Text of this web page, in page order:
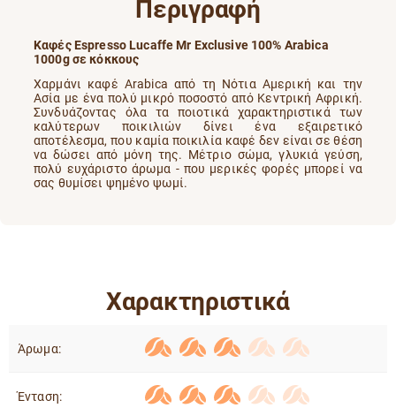
Περιγραφή
Καφές Espresso Lucaffe Mr Exclusive 100% Arabica
1000g σε κόκκους
Χαρμάνι καφέ Arabica από τη Νότια Αμερική και την
Ασία με ένα πολύ μικρό ποσοστό από Κεντρική Αφρική.
Συνδυάζοντας όλα τα ποιοτικά χαρακτηριστικά των
καλύτερων ποικιλιών δίνει ένα εξαιρετικό
αποτέλεσμα, που καμία ποικιλία καφέ δεν είναι σε θέση
να δώσει από μόνη της. Μέτριο σώμα, γλυκιά γεύση,
πολύ ευχάριστο άρωμα - που μερικές φορές μπορεί να
σας θυμίσει ψημένο ψωμί.
Χαρακτηριστικά
Άρωμα:
Ένταση: